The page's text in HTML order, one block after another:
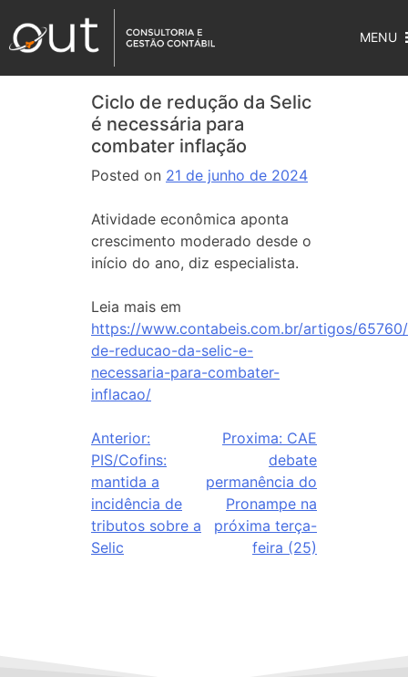
MENU
Ciclo de redução da Selic
é necessária para
combater inflação
Posted on 21 de junho de 2024
Atividade econômica aponta
crescimento moderado desde o
início do ano, diz especialista.
Leia mais em
https://www.contabeis.com.br/artigos/
de-reducao-da-selic-e-
necessaria-para-combater-
inflacao/
Anterior:
PIS/Cofins:
mantida a
incidência de
tributos sobre a
Selic
Proxima: CAE
debate
permanência do
Pronampe na
próxima terça-
feira (25)